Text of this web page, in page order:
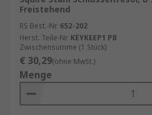
Freistehend
RS Best.-Nr. 652-202
Herst. Teile-Nr. KEYKEEP1 PB
Zwischensumme (1 Stück)
€ 30,29(ohne MwSt.)
Menge